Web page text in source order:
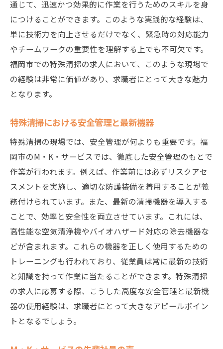
通じて、迅速かつ効果的に作業を行うためのスキルを身
につけることができます。このような実践的な経験は、
単に技術力を向上させるだけでなく、緊急時の対応能力
やチームワークの重要性を理解する上でも不可欠です。
福岡市での特殊清掃の求人において、このような現場で
の経験は非常に価値があり、求職者にとって大きな魅力
となります。
特殊清掃における安全管理と最新機器
特殊清掃の現場では、安全管理が何よりも重要です。福
岡市のM・K・サービスでは、徹底した安全管理のもとで
作業が行われます。例えば、作業前には必ずリスクアセ
スメントを実施し、適切な防護装備を着用することが義
務付けられています。また、最新の清掃機器を導入する
ことで、効率と安全性を両立させています。これには、
高性能な空気清浄機やバイオハザード対応の除去機器な
どが含まれます。これらの機器を正しく使用するための
トレーニングも行われており、従業員は常に最新の技術
と知識を持って作業に当たることができます。特殊清掃
の求人に応募する際、こうした高度な安全管理と最新機
器の使用経験は、求職者にとって大きなアピールポイン
トとなるでしょう。